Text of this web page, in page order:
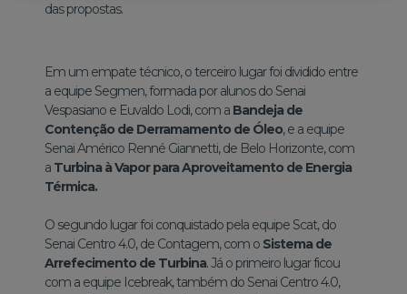
das propostas.
Em um empate técnico, o terceiro lugar foi dividido entre
a equipe Segmen, formada por alunos do Senai
Vespasiano e Euvaldo Lodi, com a Bandeja de
Contenção de Derramamento de Óleo, e a equipe
Senai Américo Renné Giannetti, de Belo Horizonte, com
a Turbina à Vapor para Aproveitamento de Energia
Térmica.
O segundo lugar foi conquistado pela equipe Scat, do
Senai Centro 4.0, de Contagem, com o Sistema de
Arrefecimento de Turbina. Já o primeiro lugar ficou
com a equipe Icebreak, também do Senai Centro 4.0,